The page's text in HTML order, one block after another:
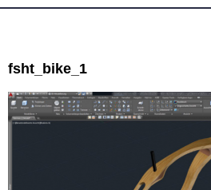
fsht_bike_1